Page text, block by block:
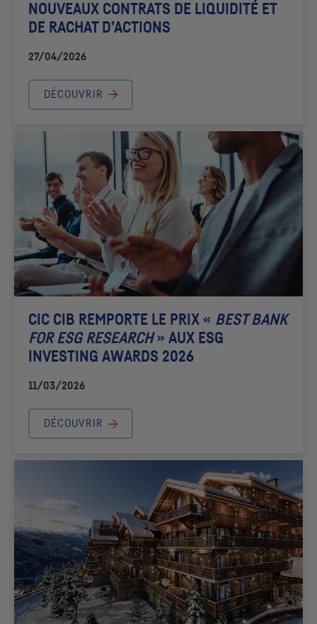
NOUVEAUX CONTRATS DE LIQUIDITÉ ET
DE RACHAT D’ACTIONS
27/04/2026
DÉCOUVRIR
CIC CIB REMPORTE LE PRIX « BEST BANK
FOR ESGRESEARCH» AUX ESG
INVESTING AWARDS 2026
11/03/2026
DÉCOUVRIR